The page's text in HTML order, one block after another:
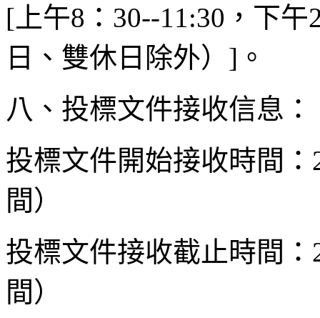
[上午8：30--11:30，下
日、雙休日除外）]。
八、投標文件接收信息：
投標文件開始接收時間
間）
投標文件接收截止時間
間）